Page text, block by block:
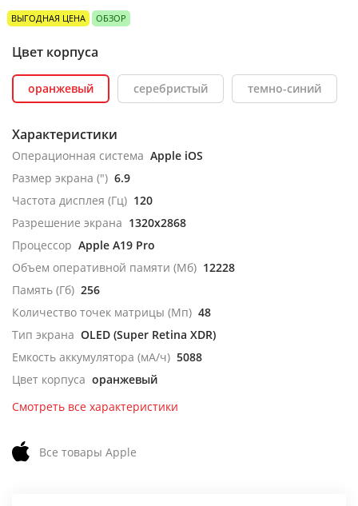
ВЫГОДНАЯ ЦЕНА ОБЗОР
Цвет корпуса
оранжевый серебристый темно-синий
Характеристики
Операционная система Apple iOS
Размер экрана (") 6.9
Частота дисплея (Гц) 120
Разрешение экрана 1320x2868
Процессор Apple A19 Pro
Объем оперативной памяти (Мб) 12228
Память (Гб) 256
Количество точек матрицы (Мп) 48
Тип экрана OLED (Super Retina XDR)
Емкость аккумулятора (мА/ч) 5088
Цвет корпуса оранжевый
Смотреть все характеристики
Все товары Apple